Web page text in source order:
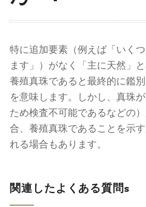
特に追加要素（例えば「いく
ます」）がなく「主に天然」
養殖真珠であると最終的に鑑
を意味します。しかし、真珠
ため検査不可能であるなどの
合、養殖真珠であることを示
れる場合もあります。
関連したよくある質問s